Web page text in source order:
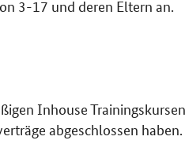
3-17 und deren Eltern an.
Inhouse
abgeschlossen haben.